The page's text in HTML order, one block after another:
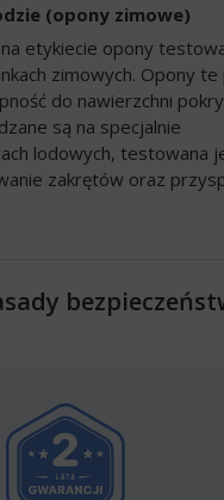
(opony zimowe)
etykiecie opony
zimowych. Opony te
do nawierzchni
są na specjalnie
lodowych, testowana
zakrętów oraz